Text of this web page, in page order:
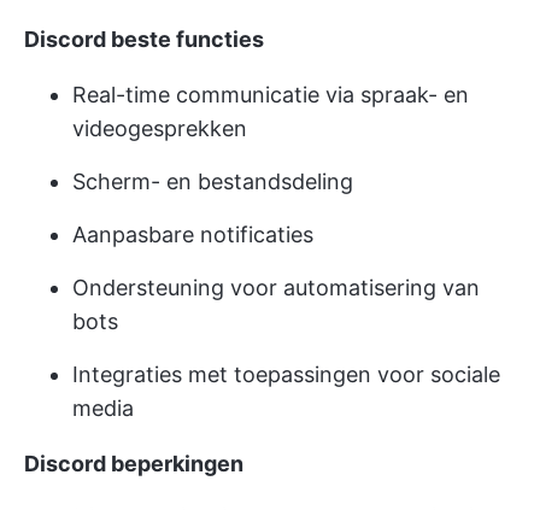
Discord beste functies
Real-time communicatie via spraak- en
videogesprekken
Scherm- en bestandsdeling
Aanpasbare notificaties
Ondersteuning voor automatisering van
bots
Integraties met toepassingen voor sociale
media
Discord beperkingen